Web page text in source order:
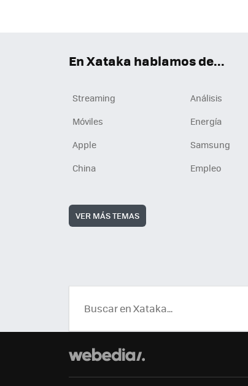
En Xataka hablamos de...
Streaming Análisis
Móviles
Energía
Apple
Samsung
China
Empleo
VER MÁS TEMAS